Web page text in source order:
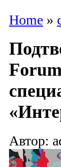
Home »
Автор: